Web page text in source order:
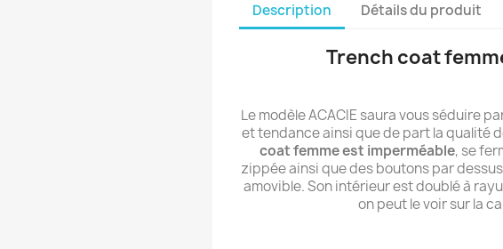
Description Détails du produit
Trench coat
Le modèle ACACIE saura vous séduire
et tendance ainsi que de part la qualité
coat femme est imperméable, se
zippée ainsi que des boutons par
amovible. Son intérieur est doublé à
on peut le voir sur la